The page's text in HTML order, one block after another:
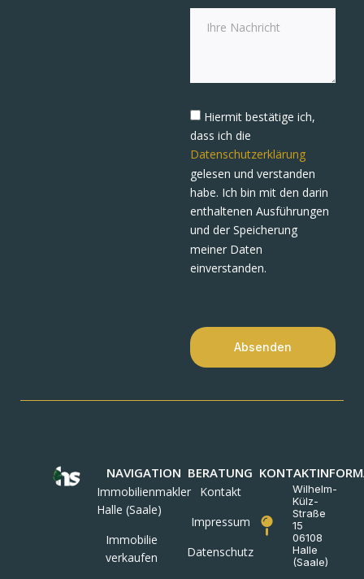
Hiermit bestätige ich,
dass ich die
Datenschutzerklärung
gelesen und verstanden
habe. Ich bin mit den darin
enthaltenen Ausführungen
und der Speicherung
meiner Daten
einverstanden.
Absenden
NAVIGATION
Immobilienmakler
Halle (Saale)
Immobilie
verkaufen
BERATUNG
Kontakt
Impressum
Datenschutz
Wilhelm-
Külz-
Straße
15
06108
Halle
(Saale)